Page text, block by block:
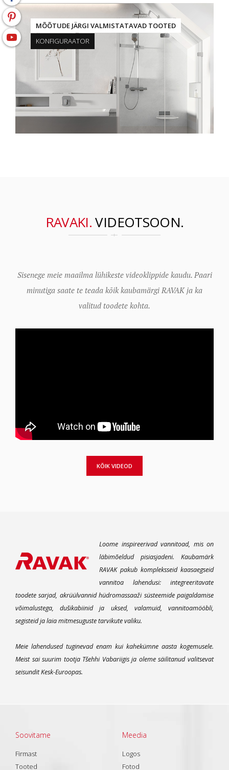
MÕÕTUDE JÄRGI VALMISTATAVAD TOOTED
KONFIGURAATOR
RAVAKI.VIDEOTSOON.
Sisenege meie maailma lühikeste videoklippide kaudu. Paari
minutiga saate te teada kõik kaubamärgi RAVAK ja ka
valitud toodete kohta.
KÕIK VIDEOD
Loome inspireerivad vannitoad, mis on
läbimõeldud pisiasjadeni. Kaubamärk
RAVAK pakub kompleksseid kaasaegseid
vannitoa lahendusi: integreeritavate
toodete sarjad, akrüülvannid hüdromassaaži süsteemide paigaldamise
võimalustega, dušikabiinid ja uksed, valamuid, vannitoamööbli,
segisteid ja laia mitmesuguste tarvikute valiku.
Meie lahendused tuginevad enam kui kahekümne aasta kogemusele.
Meist sai suurim tootja Tšehhi Vabariigis ja oleme säilitanud valitsevat
seisundit Kesk-Euroopas.
Soovitame
Firmast
Tooted
Meedia
Logos
Fotod